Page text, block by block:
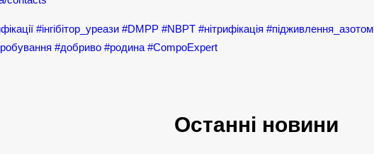
#інгібітор_уреази #DMPP #NBPT #нітрифікація #підживлення_азотом
#добриво #родина #CompoExpert
Останні новини